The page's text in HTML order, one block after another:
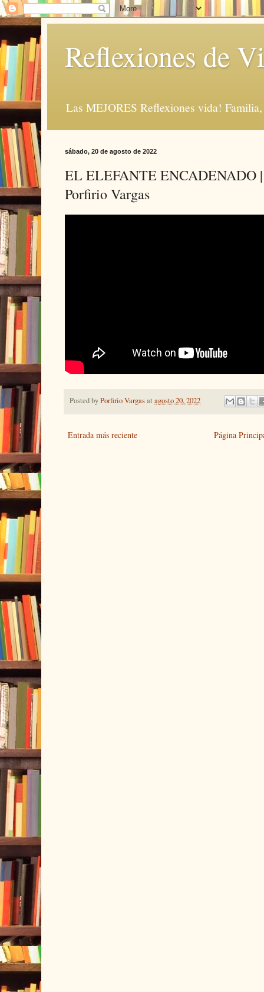
Reflexiones de
Las MEJORES Reflexiones vida!
sábado, 20 de agosto de 2022
EL ELEFANTE ENCADENADO |
Porfirio Vargas
Posted byPorfirio Vargasat agosto 20, 2022
Entrada más reciente Página